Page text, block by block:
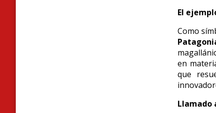
El
Como
en
que
Llamado